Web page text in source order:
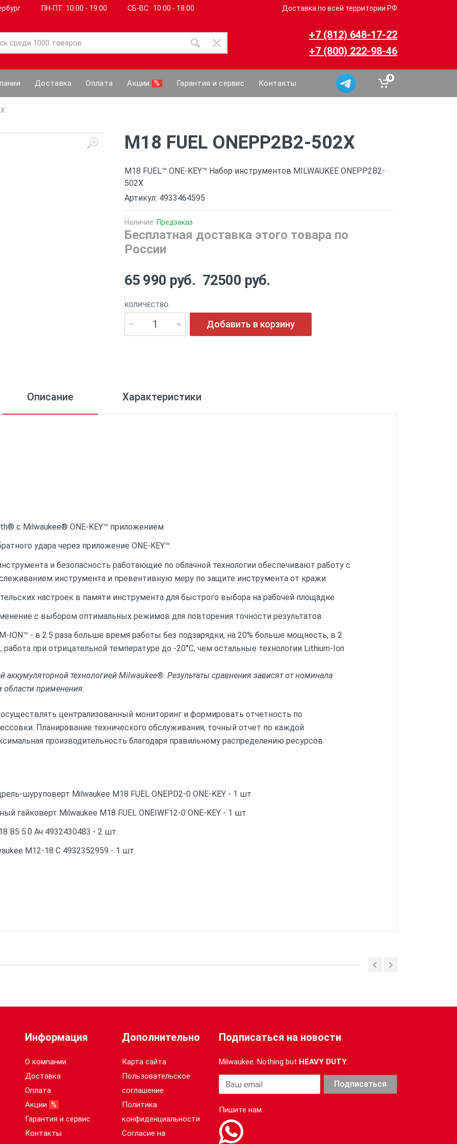
ПН-ПТ: 10:00 - 19:00 СБ-ВС: 10:00 - 18:00 Доставка по всей территории РФ
+7 (812) 648-17-22
+7 (800) 222-98-46
Доставка Оплата Акции % Гарантия и сервис Контакты
0
M18 FUEL ONEPP2B2-502X
M18 FUEL™ ONE-KEY™ Набор инструментов MILWAUKEE ONEPP2B2-
502X
Артикул: 4933464595
Наличие: Предзаказ
Бесплатная доставка этого товара по
России
65 990 руб. 72500 руб.
КОЛИЧЕСТВО
Добавить в корзину
Описание Характеристики
с Milwaukee® ONE-KEY™ приложением
удара через приложение ONE-KEY™
и безопасность работающие по облачной технологии обеспечивают работу с
инструмента и превентивную меру по защите инструмента от кражи
настроек в памяти инструмента для быстрого выбора на рабочей площадке
с выбором оптимальных режимов для повторения точности результатов
ION™ - в 2.5 раза больше время работы без подзарядки, на 20% больше мощность, в 2
при отрицательной температуре до -20°С, чем остальные технологии Lithium-Ion
технологией Milwaukee®. Результаты сравнения зависят от номинала
области применения.
осуществлять централизованный мониторинг и формировать отчетность по
Планирование технического обслуживания, точный отчет по каждой
производительность благодаря правильному распределению ресурсов.
шуруповерт Milwaukee M18 FUEL ONEPD2-0 ONE-KEY - 1 шт.
гайковерт Milwaukee M18 FUEL ONEIWF12-0 ONE-KEY - 1 шт.
B5 5.0 Ач 4932430483 - 2 шт.
M12-18 C 4932352959 - 1 шт.
M18 ONEIWF12 - M18 FUEL™ ONE-KEY™ ½″ Импульсный гайковерт с фрикционным кольцом
Информация
О компании
Доставка
Оплата
Акции %
Гарантия и сервис
Контакты
Дополнительно
Карта сайта
Пользовательское
соглашение
Политика
конфиденциальности
Согласие на
Подписаться на новости
Milwaukee. Nothing but HEAVY DUTY.
Ваша почта Подписаться
Пишите нам: